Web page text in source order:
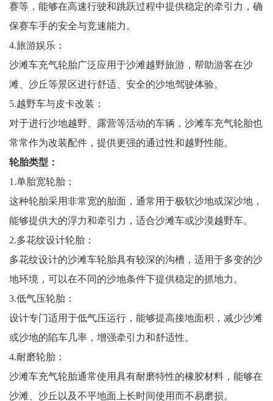
赛等，能够在高速行驶和跳跃过程中提供稳定的牵引力，确
保赛车手的安全与竞速能力。
4.旅游娱乐：
沙滩车充气轮胎广泛应用于沙滩越野旅游，帮助游客在沙
滩、沙丘等景区进行舒适、安全的沙地驾驶体验。
5.越野车与皮卡改装：
对于进行沙地越野、露营等活动的车辆，沙滩车充气轮胎也
常常作为改装配件，提供更强的通过性和越野性能。
轮胎类型：
1.单胎宽轮胎：
这种轮胎采用非常宽的胎面，通常用于极软沙地或深沙地，
能够提供大的浮力和牵引力，适合沙滩车或沙漠越野车。
2.多花纹设计轮胎：
多花纹设计的沙滩车轮胎具有较深的沟槽，适用于多变的沙
地环境，可以在不同的沙地条件下提供稳定的抓地力。
3.低气压轮胎：
设计专门适用于低气压运行，能够提高接地面积，减少沙滩
或沙地的陷车几率，增强牵引力和舒适性。
4.耐磨轮胎：
沙滩车充气轮胎通常使用具有耐磨特性的橡胶材料，能够在
沙滩、沙丘以及不平地面上长时间使用而不易磨损。